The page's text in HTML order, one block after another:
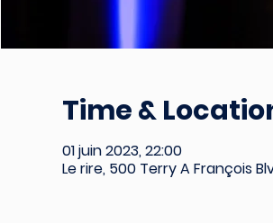
Time &
01 juin 2023, 22:00
Le rire, 500 Terry A François